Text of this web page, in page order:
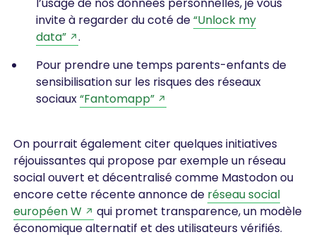
invite à regarder du coté de“Unlock my
data”
.
Pour prendre une temps parents-enfants de
sensibilisation sur les risques des réseaux
sociaux“Fantomapp”
On pourrait également citer quelques initiatives
réjouissantes qui propose par exemple un réseau
social ouvert et décentralisé comme Mastodon ou
encore cette récente annonce de réseau social
européen W
qui promet transparence, un modèle
économique alternatif et des utilisateurs vérifiés.